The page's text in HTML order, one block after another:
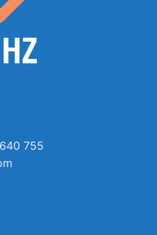
có hỗ trợ khả năng làm
bên ngoài, bạn chỉ
và tận hưởng cảm
755